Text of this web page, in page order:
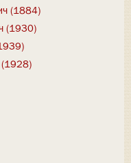
(1884)
(1930)